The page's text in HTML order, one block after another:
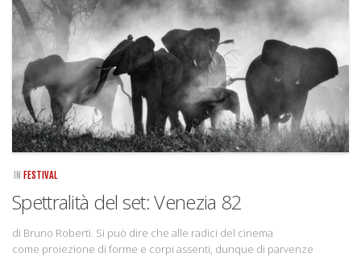
Copertine
Come eravamo
Mnemosyne
IN FESTIVAL
Spettralità del set: Venezia 82
di Bruno Roberti. Si può dire che alle radici del cinema
come proiezione di forme e corpi assenti, dunque di parvenze